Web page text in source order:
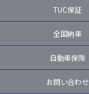
TUC保証
全国納車
自動車保険
お問い合わせ